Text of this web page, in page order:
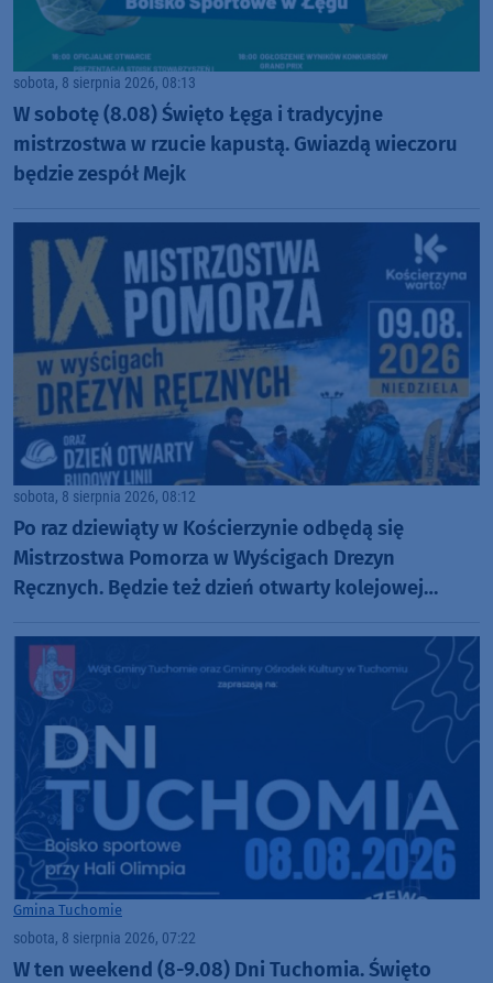
sobota, 8 sierpnia 2026, 08:13
W sobotę (8.08) Święto Łęga i tradycyjne
mistrzostwa w rzucie kapustą. Gwiazdą wieczoru
będzie zespół Mejk
sobota, 8 sierpnia 2026, 08:12
Po raz dziewiąty w Kościerzynie odbędą się
Mistrzostwa Pomorza w Wyścigach Drezyn
Ręcznych. Będzie też dzień otwarty kolejowej
Gmina Tuchomie
sobota, 8 sierpnia 2026, 07:22
W ten weekend (8-9.08) Dni Tuchomia. Święto